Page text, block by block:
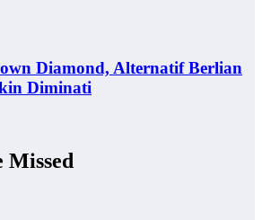
Diamond, Alternatif Berlian
Diminati
Missed